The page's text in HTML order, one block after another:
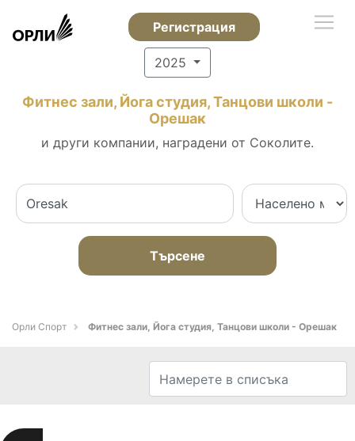
Регистрация
2025
Фитнес зали, Йога студия, Танцови школи -
Орешак
и други компании, наградени от Соколите.
Търсене
Орли Спорт Фитнес зали, Йога студия, Танцови школи - Орешак